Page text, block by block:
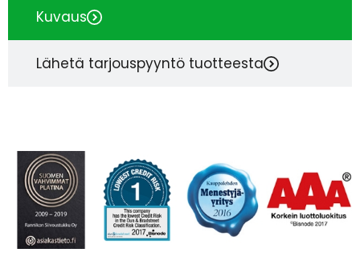
Kuvaus
Lähetä tarjouspyyntö tuotteesta